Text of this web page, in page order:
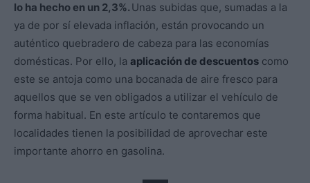
lo ha hecho en un 2,3%. Unas subidas que, sumadas a la
ya de por sí elevada inflación, están provocando un
auténtico quebradero de cabeza para las economías
domésticas. Por ello, la aplicación de descuentos como
este se antoja como una bocanada de aire fresco para
aquellos que se ven obligados a utilizar el vehículo de
forma habitual. En este artículo te contaremos que
localidades tienen la posibilidad de aprovechar este
importante ahorro en gasolina.